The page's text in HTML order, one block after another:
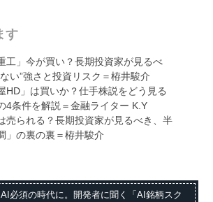
す
工」今が買い？長期投資家が見るべ
い”強さと投資リスク＝栫井駿介
HD」は買いか？仕手株説をどう見る
4条件を解説＝金融ライター K.Y
売られる？長期投資家が見るべき、半
」の裏の裏＝栫井駿介
必須の時代に。開発者に聞く「AI銘柄スク